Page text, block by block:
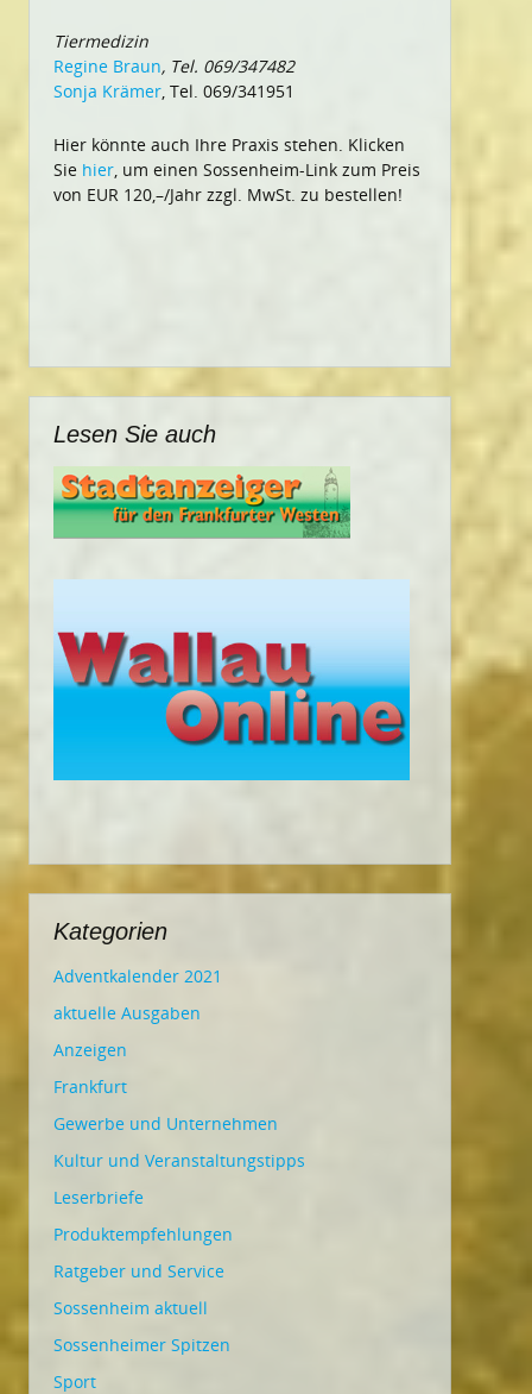
Tiermedizin
Regine Braun, Tel. 069/347482
Sonja Krämer, Tel. 069/341951
Hier könnte auch Ihre Praxis stehen. Klicken
Sie hier, um einen Sossenheim-Link zum Preis
von EUR 120,–/Jahr zzgl. MwSt. zu bestellen!
Lesen Sie auch
Kategorien
Adventkalender 2021
aktuelle Ausgaben
Anzeigen
Frankfurt
Gewerbe und Unternehmen
Kultur und Veranstaltungstipps
Leserbriefe
Produktempfehlungen
Ratgeber und Service
Sossenheim aktuell
Sossenheimer Spitzen
Sport